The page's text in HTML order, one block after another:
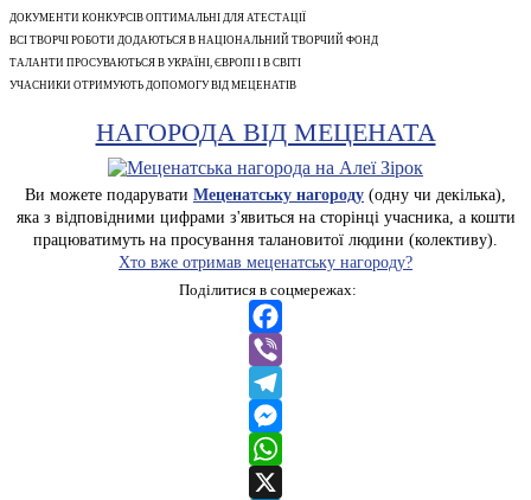
ДОКУМЕНТИ КОНКУРСІВ ОПТИМАЛЬНІ ДЛЯ АТЕСТАЦІЇ
ВСІ ТВОРЧІ РОБОТИ ДОДАЮТЬСЯ В НАЦІОНАЛЬНИЙ ТВОРЧИЙ ФОНД
ТАЛАНТИ ПРОСУВАЮТЬСЯ В УКРАЇНІ, ЄВРОПІ І В СВІТІ
УЧАСНИКИ ОТРИМУЮТЬ ДОПОМОГУ ВІД МЕЦЕНАТІВ
НАГОРОДА ВІД МЕЦЕНАТА
Ви можете подарувати Меценатську нагороду (одну чи декілька),
яка з відповідними цифрами з'явиться на сторінці учасника, а кошти
працюватимуть на просування талановитої людини (колективу).
Хто вже отримав меценатську нагороду?
Поділитися в соцмережах:
Facebook
Viber
Telegram
Messenger
WhatsApp